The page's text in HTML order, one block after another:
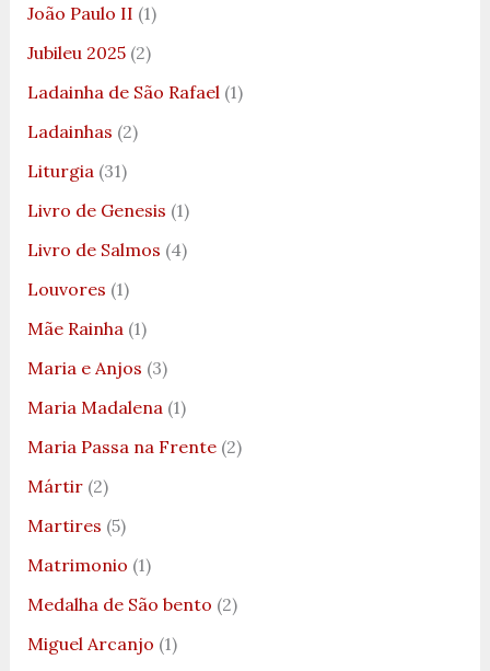
João Paulo II (1)
Jubileu 2025(2)
Ladainha de São Rafael (1)
Ladainhas (2)
Liturgia (31)
Livro de Genesis (1)
Livro de Salmos (4)
Louvores (1)
Mãe Rainha (1)
Maria e Anjos (3)
Maria Madalena (1)
Maria Passa na Frente(2)
Mártir(2)
Martires (5)
Matrimonio (1)
Medalha de São bento (2)
Miguel Arcanjo (1)